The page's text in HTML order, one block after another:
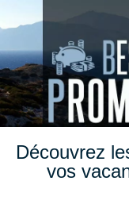
Découvrez
vos